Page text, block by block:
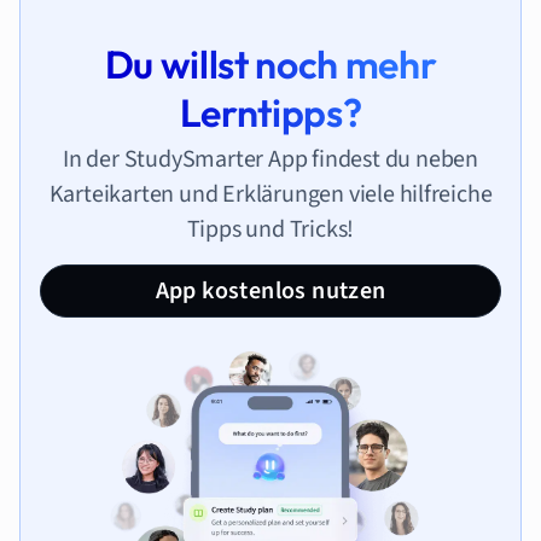
Du willst noch mehr
Lerntipps?
In der StudySmarter App findest du neben
Karteikarten und Erklärungen viele hilfreiche
Tipps und Tricks!
App kostenlos nutzen